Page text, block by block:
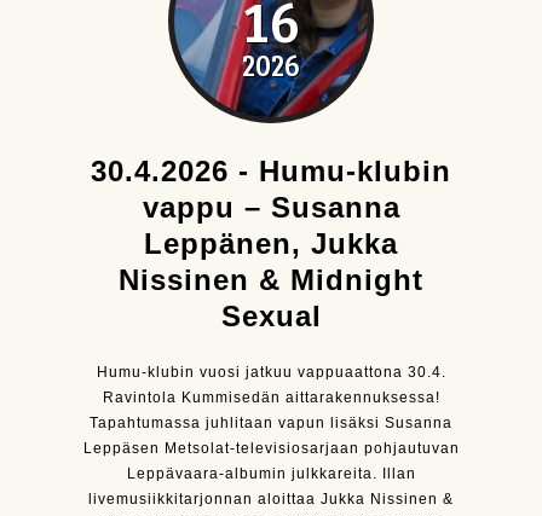
16
2026
30.4.2026 - Humu-klubin
vappu – Susanna
Leppänen, Jukka
Nissinen & Midnight
Sexual
Humu-klubin vuosi jatkuu vappuaattona 30.4.
Ravintola Kummisedän aittarakennuksessa!
Tapahtumassa juhlitaan vapun lisäksi Susanna
Leppäsen Metsolat-televisiosarjaan pohjautuvan
Leppävaara-albumin julkkareita. Illan
livemusiikkitarjonnan aloittaa Jukka Nissinen &